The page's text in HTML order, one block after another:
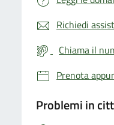
Richiedi
Chiama il
Prenota
Problemi in